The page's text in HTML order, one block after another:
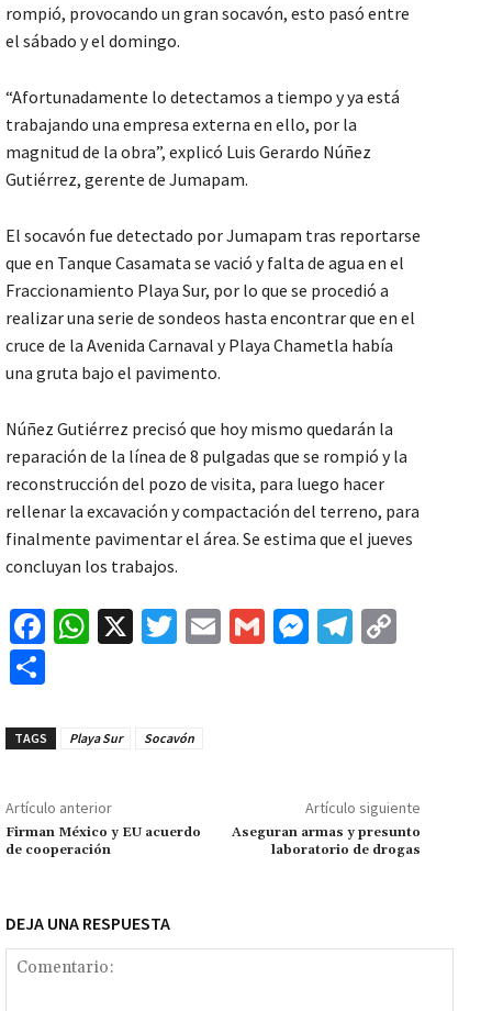
rompió, provocando un gran socavón, esto pasó entre
el sábado y el domingo.
“Afortunadamente lo detectamos a tiempo y ya está
trabajando una empresa externa en ello, por la
magnitud de la obra”, explicó Luis Gerardo Núñez
Gutiérrez, gerente de Jumapam.
El socavón fue detectado por Jumapam tras reportarse
que en Tanque Casamata se vació y falta de agua en el
Fraccionamiento Playa Sur, por lo que se procedió a
realizar una serie de sondeos hasta encontrar que en el
cruce de la Avenida Carnaval y Playa Chametla había
una gruta bajo el pavimento.
Núñez Gutiérrez precisó que hoy mismo quedarán la
reparación de la línea de 8 pulgadas que se rompió y la
reconstrucción del pozo de visita, para luego hacer
rellenar la excavación y compactación del terreno, para
finalmente pavimentar el área. Se estima que el jueves
concluyan los trabajos.
Fa
o
k
W
sA
p
X
T
er
E
G
M
r
Te
n
k
m
ar
tir
TAGS Playa Sur Socavón
Artículo anterior
Firman México y EU acuerdo
de cooperación
Artículo siguiente
Aseguran armas y presunto
laboratorio de drogas
DEJA UNA RESPUESTA